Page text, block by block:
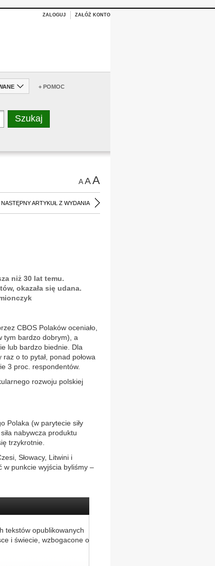
ZALOGUJ ZAŁÓŻ KONTO
+ POMOC
AAA
NASTĘPNY ARTYKUŁ Z WYDANIA
niż 30 lat temu.
okazała się udana.
CBOS Polaków oceniało,
tym bardzo dobrym), a
lub bardzo biednie. Dla
o to pytał, ponad połowa
3 proc. respondentów.
rozwoju polskiej
Polaka (w parytecie siły
nabywcza produktu
trzykrotnie.
Słowacy, Litwini i
w punkcie wyjścia byliśmy –
tekstów opublikowanych
i świecie, wzbogacone o